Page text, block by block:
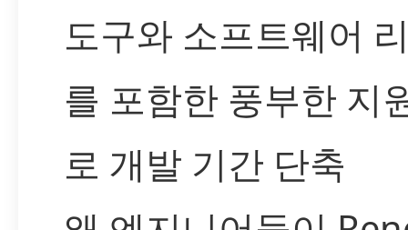
도구와 소프트웨어
를 포함한 풍부한 지
로 개발 기간 단축